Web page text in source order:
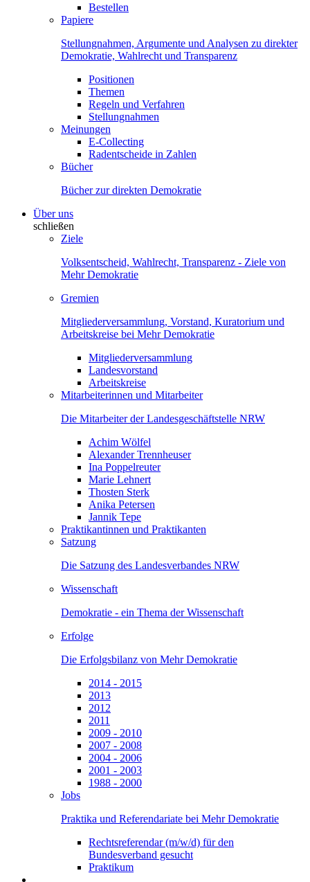
Bestellen
Papiere
Stellungnahmen, Argumente und Analysen zu direkter
Demokratie, Wahlrecht und Transparenz
Positionen
Themen
Regeln und Verfahren
Stellungnahmen
Meinungen
E-Collecting
Radentscheide in Zahlen
Bücher
Bücher zur direkten Demokratie
Über uns
schließen
Ziele
Volksentscheid, Wahlrecht, Transparenz - Ziele von
Mehr Demokratie
Gremien
Mitgliederversammlung, Vorstand, Kuratorium und
Arbeitskreise bei Mehr Demokratie
Mitgliederversammlung
Landesvorstand
Arbeitskreise
Mitarbeiterinnen und Mitarbeiter
Die Mitarbeiter der Landesgeschäftstelle NRW
Achim Wölfel
Alexander Trennheuser
Ina Poppelreuter
Marie Lehnert
Thosten Sterk
Anika Petersen
Jannik Tepe
Praktikantinnen und Praktikanten
Satzung
Die Satzung des Landesverbandes NRW
Wissenschaft
Demokratie - ein Thema der Wissenschaft
Erfolge
Die Erfolgsbilanz von Mehr Demokratie
2014 - 2015
2013
2012
2011
2009 - 2010
2007 - 2008
2004 - 2006
2001 - 2003
1988 - 2000
Jobs
Praktika und Referendariate bei Mehr Demokratie
Rechtsreferendar (m/w/d) für den
Bundesverband gesucht
Praktikum